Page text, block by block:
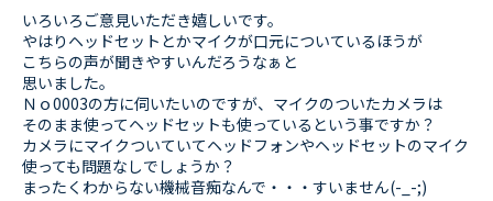
いろいろご意見いただき嬉しいです。
やはりヘッドセットとかマイクが口元についているほうが
こちらの声が聞きやすいんだろうなぁと
思いました。
Ｎｏ0003の方に伺いたいのですが、マイクのついたカメラは
そのまま使ってヘッドセットも使っているという事ですか？
カメラにマイクついていてヘッドフォンやヘッドセットのマイク
使っても問題なしでしょうか？
まったくわからない機械音痴なんで・・・すいません(-_-;)